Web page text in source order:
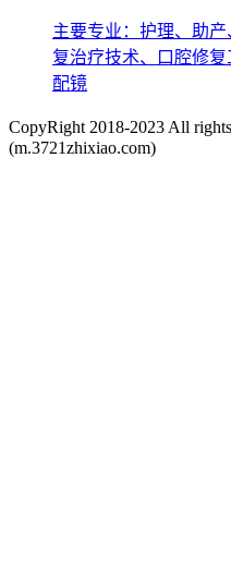
主要专业：护理、助
复治疗技术、口腔修
配镜
CopyRight 2018-2023 All
(m.3721zhixiao.com)